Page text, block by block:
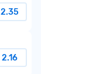
2.35
2.16